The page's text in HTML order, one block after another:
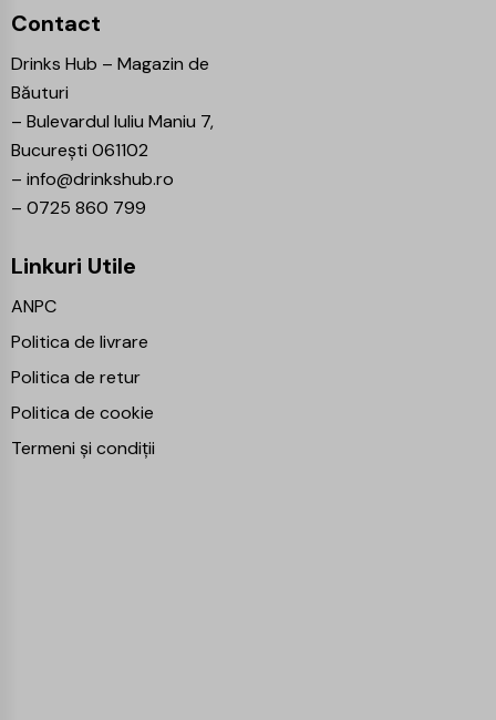
Contact
Drinks Hub – Magazin de
Băuturi
– Bulevardul Iuliu Maniu 7,
București 061102
– info@drinkshub.ro
– 0725 860 799
Linkuri Utile
ANPC
Politica de livrare
Politica de retur
Politica de cookie
Termeni și condiții